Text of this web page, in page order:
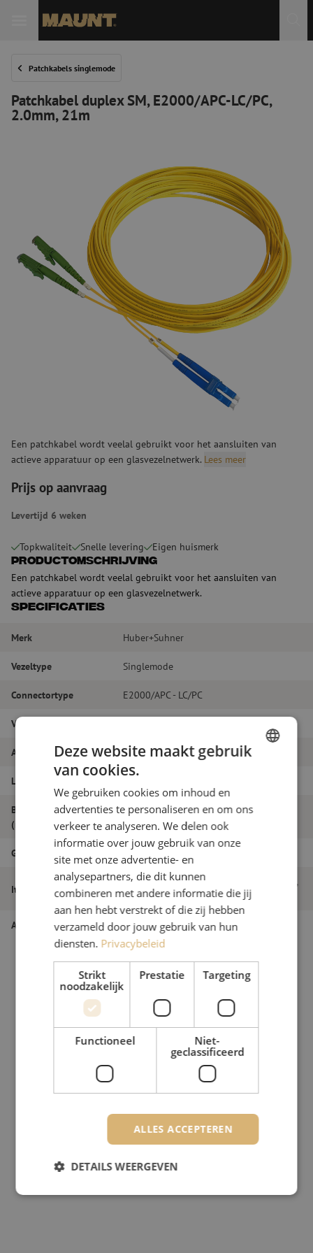
Patchkabels singlemode
Patchkabel duplex SM, E2000/APC-LC/PC,
2.0mm, 21m
Een patchkabel wordt veelal gebruikt voor het aansluiten van
actieve apparatuur op een glasvezelnetwerk. Lees meer
Prijs op aanvraag
Levertijd 6 weken
Topkwaliteit Snelle levering Eigen huismerk
Productomschrijving
Een patchkabel wordt veelal gebruikt voor het aansluiten van
actieve apparatuur op een glasvezelnetwerk.
Specificaties
Merk Huber+Suhner
Vezeltype Singlemode
Connectortype E2000/APC - LC/PC
Vezelsoort
Aantal vezels Duplex
Lengte
Buitendiameter
(mm)
2.0
Grade
Itemnaam
Patchkabel duplex SM, E2000/APC-LC/PC,
2.0mm, 21m
Artikelnummer M20000292
Deze website maakt gebruik
van cookies.
We gebruiken cookies om inhoud en
advertenties te personaliseren en om ons
verkeer te analyseren. We delen ook
informatie over jouw gebruik van onze
site met onze advertentie- en
analysepartners, die dit kunnen
combineren met andere informatie die jij
aan hen hebt verstrekt of die zij hebben
verzameld door jouw gebruik van hun
diensten. Privacybeleid
Strikt
noodzakelijk
Prestatie Targeting
Functioneel
Niet-
geclassificeerd
ALLES ACCEPTEREN
DETAILS WEERGEVEN